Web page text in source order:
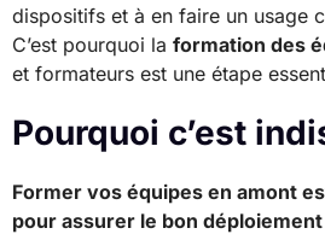
dispositifs et à en faire un usage
C’est pourquoi la formation des
et formateurs est une étape
Pourquoi c’est
Former vos équipes en amont
pour assurer le bon